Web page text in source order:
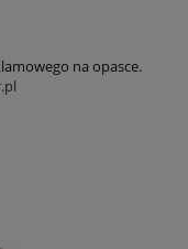
na opasce.